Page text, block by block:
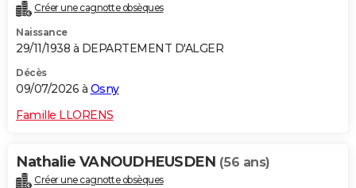
Créer une cagnotte obsèques
Naissance
29/11/1938 à DEPARTEMENT D'ALGER
Décès
09/07/2026 à Osny
Famille LLORENS
Nathalie VANOUDHEUSDEN (56 ans)
Créer une cagnotte obsèques